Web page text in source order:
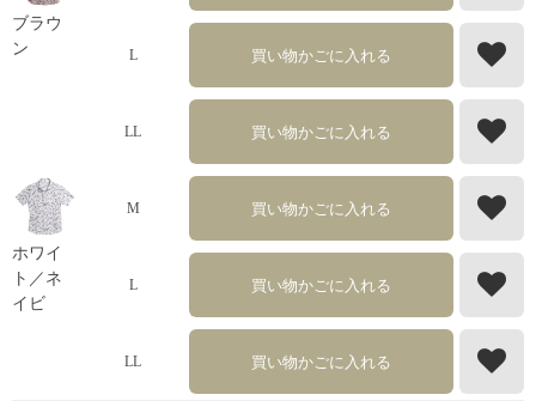
ブラウ
ン
L 買い物かごに入れる
LL 買い物かごに入れる
ホワイ
ト／ネ
イビ
M 買い物かごに入れる
L 買い物かごに入れる
LL 買い物かごに入れる